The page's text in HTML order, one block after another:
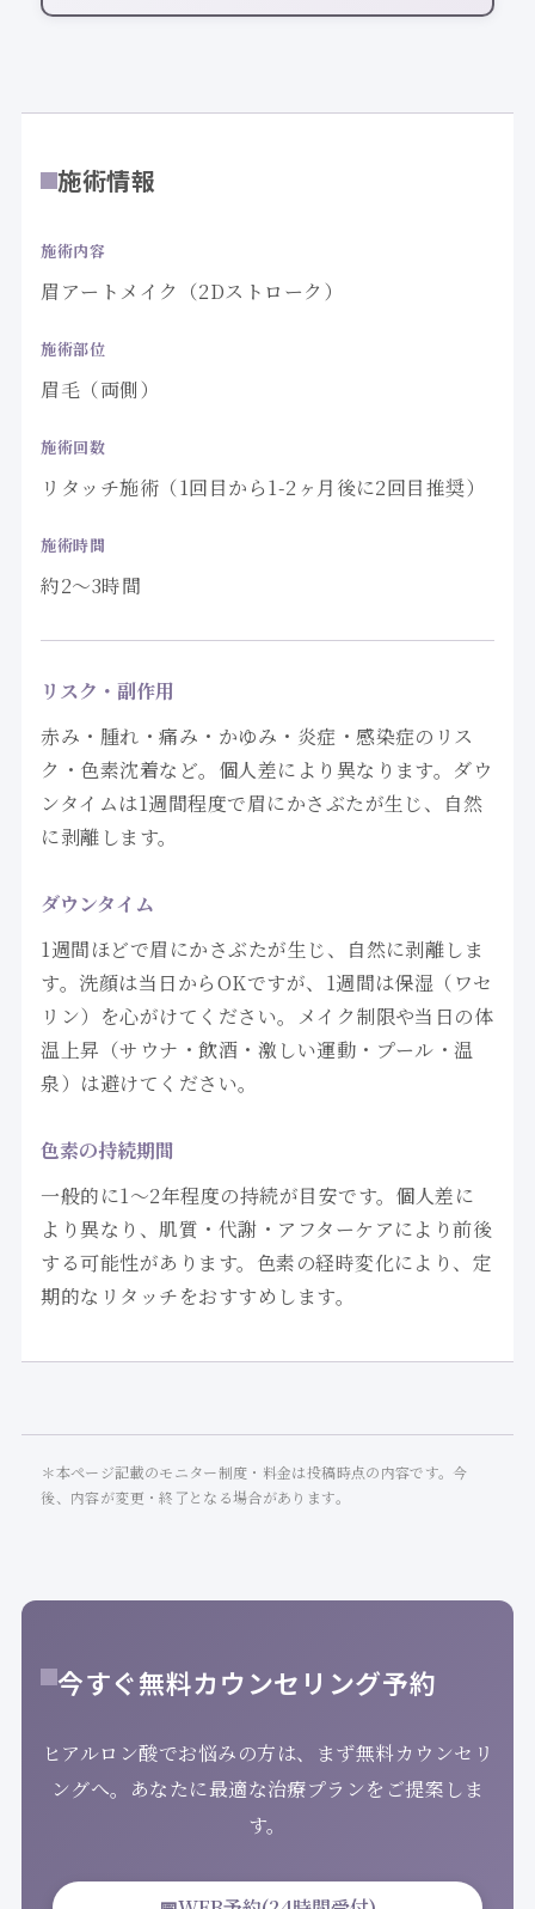
施術情報
施術内容
眉アートメイク（2Dストローク）
施術部位
眉毛（両側）
施術回数
リタッチ施術（1回目から1-2ヶ月後に2回目推奨）
施術時間
約2〜3時間
リスク・副作用
赤み・腫れ・痛み・かゆみ・炎症・感染症のリス
ク・色素沈着など。個人差により異なります。ダウ
ンタイムは1週間程度で眉にかさぶたが生じ、自然
に剥離します。
ダウンタイム
1週間ほどで眉にかさぶたが生じ、自然に剥離しま
す。洗顔は当日からOKですが、1週間は保湿（ワセ
リン）を心がけてください。メイク制限や当日の体
温上昇（サウナ・飲酒・激しい運動・プール・温
泉）は避けてください。
色素の持続期間
一般的に1〜2年程度の持続が目安です。個人差に
より異なり、肌質・代謝・アフターケアにより前後
する可能性があります。色素の経時変化により、定
期的なリタッチをおすすめします。
＊本ページ記載のモニター制度・料金は投稿時点の内容です。今
後、内容が変更・終了となる場合があります。
今すぐ無料カウンセリング予約
ヒアルロン酸でお悩みの方は、まず無料カウンセリ
ングへ。あなたに最適な治療プランをご提案しま
す。